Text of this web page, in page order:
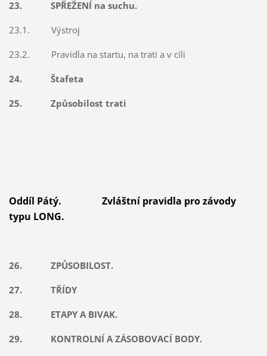
23. SPŘEŽENÍ na suchu.
23.1. Výstroj
23.2. Pravidla na startu, na trati a v cíli
24. Štafeta
25. Způsobilost trati
Oddíl Pátý. Zvláštní pravidla pro závody
typu LONG.
26. ZPŮSOBILOST.
27. TŘÍDY
28. ETAPY A BIVAK.
29. KONTROLNÍ A ZÁSOBOVACÍ BODY.